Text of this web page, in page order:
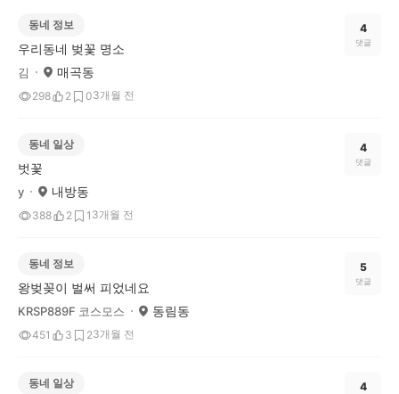
동네 정보
우리동네 벚꽃 명소
김 매곡동
298 2 03개월 전
4
댓글
동네 일상
벗꽃
y 내방동
388 2 1 3개월 전
4
댓글
동네 정보
왕벚꽂이 벌써 피었네요
KRSP889F 코스모스 동림동
451 3 23개월 전
5
댓글
동네 일상 4